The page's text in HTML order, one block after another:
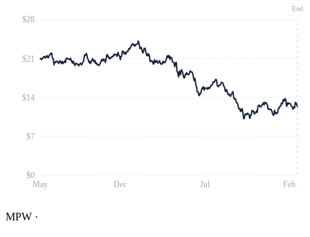
May Dec Jul Feb
$0
$7
$14
$21
$28
End
MPW ·